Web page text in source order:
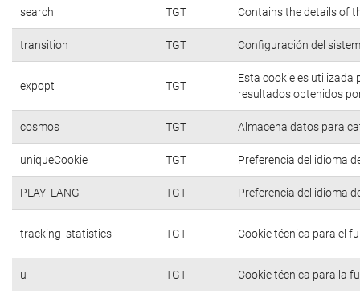
search TGT Contains the details of
transition TGT Configuración del
expopt TGT
Esta cookie es utilizada
resultados obtenidos
cosmos TGT Almacena datos para
uniqueCookie TGT Preferencia del idioma
PLAY_LANG TGT Preferencia del idioma
tracking_statistics TGT Cookie técnica para el
u TGT Cookie técnica para la